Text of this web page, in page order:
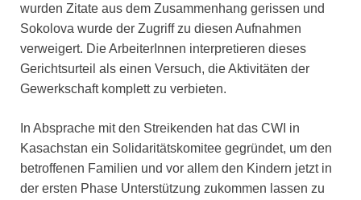
wurden Zitate aus dem Zusammenhang gerissen und
Sokolova wurde der Zugriff zu diesen Aufnahmen
verweigert. Die ArbeiterInnen interpretieren dieses
Gerichtsurteil als einen Versuch, die Aktivitäten der
Gewerkschaft komplett zu verbieten.
In Absprache mit den Streikenden hat das CWI in
Kasachstan ein Solidaritätskomitee gegründet, um den
betroffenen Familien und vor allem den Kindern jetzt in
der ersten Phase Unterstützung zukommen lassen zu